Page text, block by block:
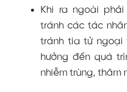
Khi ra ngoài
tránh các tác
tránh tia tử ngoại
hưởng đến quá
nhiễm trùng, thâm